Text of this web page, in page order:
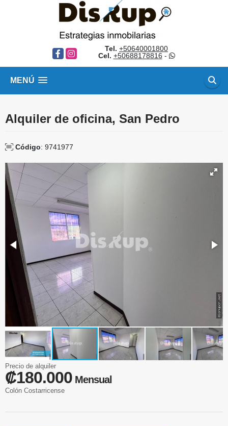
FacebookInstagram
Tel. +50640001800
Cel. +50688178816 -
MENÚ
Alquiler de oficina, San Pedro
Código: 9741977
Precio de alquiler
₡180.000 Mensual
Colón Costarricense